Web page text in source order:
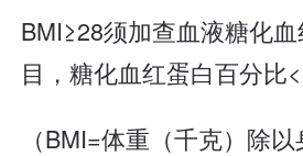
BMI≥28须加查血液糖化
目，糖化血红蛋白百分比
（BMI=体重（千克）除